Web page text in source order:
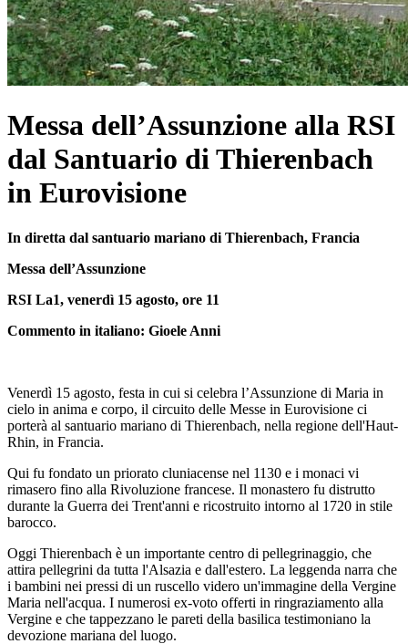
Messa dell’Assunzione alla RSI
dal Santuario di Thierenbach
in Eurovisione
In diretta dal santuario mariano di Thierenbach, Francia
Messa dell’Assunzione
RSI La1, venerdì 15 agosto, ore 11
Commento in italiano: Gioele Anni
Venerdì 15 agosto, festa in cui si celebra l’Assunzione di Maria in
cielo in anima e corpo, il circuito delle Messe in Eurovisione ci
porterà al santuario mariano di Thierenbach, nella regione dell'Haut-
Rhin, in Francia.
Qui fu fondato un priorato cluniacense nel 1130 e i monaci vi
rimasero fino alla Rivoluzione francese. Il monastero fu distrutto
durante la Guerra dei Trent'anni e ricostruito intorno al 1720 in stile
barocco.
Oggi Thierenbach è un importante centro di pellegrinaggio, che
attira pellegrini da tutta l'Alsazia e dall'estero. La leggenda narra che
i bambini nei pressi di un ruscello videro un'immagine della Vergine
Maria nell'acqua. I numerosi ex-voto offerti in ringraziamento alla
Vergine e che tappezzano le pareti della basilica testimoniano la
devozione mariana del luogo.